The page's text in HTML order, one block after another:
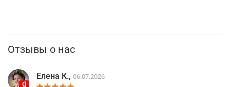
Отзывы о нас
Елена К., 06.07.2026